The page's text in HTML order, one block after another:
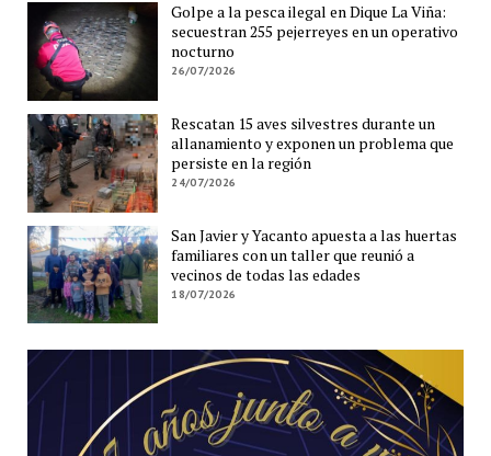
Golpe a la pesca ilegal en Dique La Viña:
secuestran 255 pejerreyes en un operativo
nocturno
26/07/2026
Rescatan 15 aves silvestres durante un
allanamiento y exponen un problema que
persiste en la región
24/07/2026
San Javier y Yacanto apuesta a las huertas
familiares con un taller que reunió a
vecinos de todas las edades
18/07/2026